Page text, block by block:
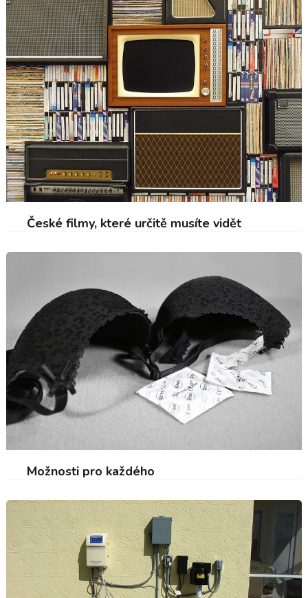
České filmy, které určitě musíte vidět
Možnosti pro každého